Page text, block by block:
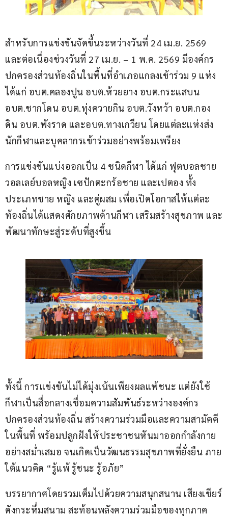
สำหรับการแข่งขันจัดขึ้นระหว่างวันที่ 24 เม.ย. 2569
และต่อเนื่องช่วงวันที่ 27 เม.ย. – 1 พ.ค. 2569 มีองค์กร
ปกครองส่วนท้องถิ่นในพื้นที่อำเภอแกลงเข้าร่วม 9 แห่ง
ได้แก่ อบต.คลองปูน อบต.ห้วยยาง อบต.กระแสบน
อบต.ชากโดน อบต.ทุ่งควายกิน อบต.วังหว้า อบต.กอง
ดิน อบต.พังราด และอบต.ทางเกวียน โดยแต่ละแห่งส่ง
นักกีฬาและบุคลากรเข้าร่วมอย่างพร้อมเพรียง
การแข่งขันแบ่งออกเป็น 4 ชนิดกีฬา ได้แก่ ฟุตบอลชาย
วอลเลย์บอลหญิง เซปักตะกร้อชาย และเปตอง ทั้ง
ประเภทชาย หญิง และคู่ผสม เพื่อเปิดโอกาสให้แต่ละ
ท้องถิ่นได้แสดงศักยภาพด้านกีฬา เสริมสร้างสุขภาพ และ
พัฒนาทักษะสู่ระดับที่สูงขึ้น
ทั้งนี้ การแข่งขันไม่ได้มุ่งเน้นเพียงผลแพ้ชนะ แต่ยังใช้
กีฬาเป็นสื่อกลางเชื่อมความสัมพันธ์ระหว่างองค์กร
ปกครองส่วนท้องถิ่น สร้างความร่วมมือและความสามัคคี
ในพื้นที่ พร้อมปลูกฝังให้ประชาชนหันมาออกกำลังกาย
อย่างสม่ำเสมอ จนเกิดเป็นวัฒนธรรมสุขภาพที่ยั่งยืน ภาย
ใต้แนวคิด “รู้แพ้ รู้ชนะ รู้อภัย”
บรรยากาศโดยรวมเต็มไปด้วยความสนุกสนาน เสียงเชียร์
ดังกระหึ่มสนาม สะท้อนพลังความร่วมมือของทุกภาค